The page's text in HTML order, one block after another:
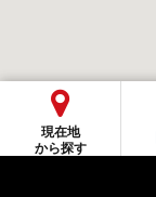
現在地
から探す